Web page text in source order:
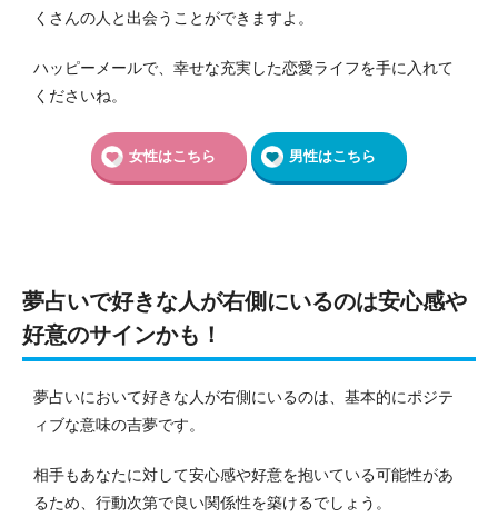
くさんの人と出会うことができますよ。
ハッピーメールで、幸せな充実した恋愛ライフを手に入れて
くださいね。
女性はこちら 男性はこちら
夢占いで好きな人が右側にいるのは安心感や
好意のサインかも！
夢占いにおいて好きな人が右側にいるのは、基本的にポジテ
ィブな意味の吉夢です。
相手もあなたに対して安心感や好意を抱いている可能性があ
るため、行動次第で良い関係性を築けるでしょう。